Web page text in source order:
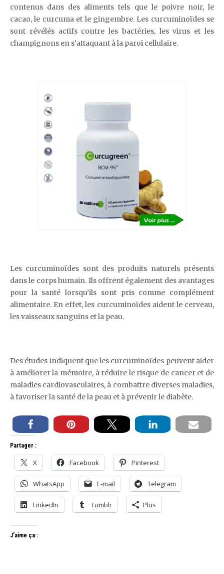
contenus dans des aliments tels que le poivre noir, le
cacao, le curcuma et le gingembre. Les curcuminoïdes se
sont révélés actifs contre les bactéries, les virus et les
champignons en s’attaquant à la paroi cellulaire.
Les curcuminoïdes sont des produits naturels présents
dans le corps humain. Ils offrent également des avantages
pour la santé lorsqu’ils sont pris comme complément
alimentaire. En effet, les curcuminoïdes aident le cerveau,
les vaisseaux sanguins et la peau.
Des études indiquent que les curcuminoïdes peuvent aider
à améliorer la mémoire, à réduire le risque de cancer et de
maladies cardiovasculaires, à combattre diverses maladies,
à favoriser la santé de la peau et à prévenir le diabète.
Partager :
X Facebook Pinterest
WhatsApp E-mail Telegram
LinkedIn Tumblr Plus
J’aime ça :